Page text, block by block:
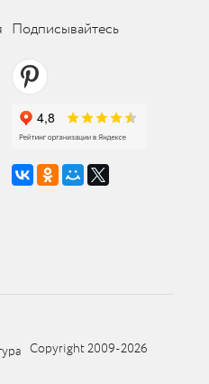
Подписывайтесь
Copyright 2009-2026